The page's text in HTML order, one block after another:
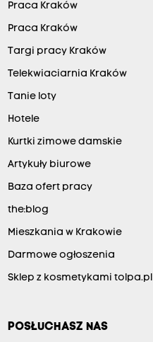
Praca Kraków
Praca Kraków
Targi pracy Kraków
Telekwiaciarnia Kraków
Tanie loty
Hotele
Kurtki zimowe damskie
Artykuły biurowe
Baza ofert pracy
the:blog
Mieszkania w Krakowie
Darmowe ogłoszenia
Sklep z kosmetykami tolpa.pl
POSŁUCHASZ NAS